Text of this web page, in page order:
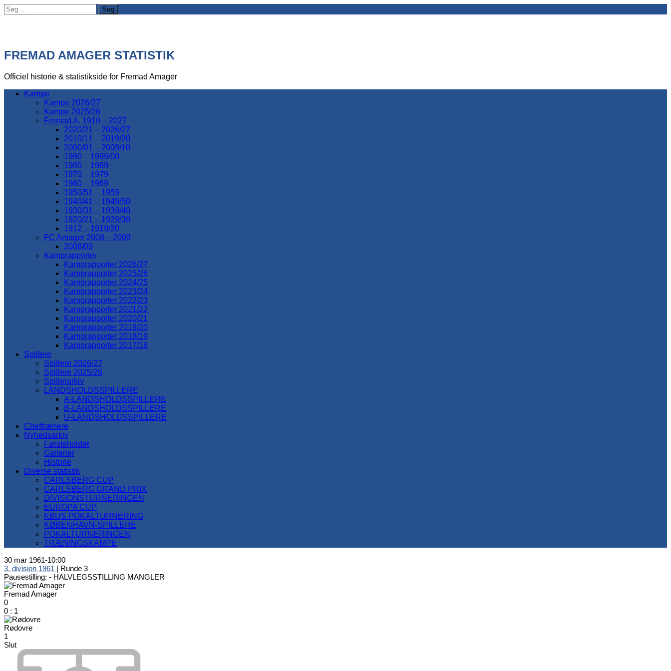
Søg
efter:
FREMAD AMAGER STATISTIK
Officiel historie & statistikside for Fremad Amager
Kampe
Kampe 2026/27
Kampe 2025/26
Fremad A. 1910 – 2027
2020/21 – 2026/27
2010/11 – 2019/20
2000/01 – 2009/10
1990 – 1999/00
1980 – 1989
1970 – 1979
1960 – 1969
1950/51 – 1959
1940/41 – 1949/50
1930/31 – 1939/40
1920/21 – 1929/30
1912 – 1919/20
FC Amager 2008 – 2009
2008/09
Kamprapporter
Kamprapporter 2026/27
Kamprapporter 2025/26
Kamprapporter 2024/25
Kamprapporter 2023/24
Kamprapporter 2022/23
Kamprapporter 2021/22
Kamprapporter 2020/21
Kamprapporter 2019/20
Kamprapporter 2018/19
Kamprapporter 2017/18
Spillere
Spillere 2026/27
Spillere 2025/26
Spillerarkiv
LANDSHOLDSSPILLERE
A-LANDSHOLDSSPILLERE
B-LANDSHOLDSSPILLERE
U-LANDSHOLDSSPILLERE
Cheftrænere
Nyhedsarkiv
Førsteholdet
Gallerier
Historie
Diverse statistik
CARLSBERG CUP
CARLSBERG GRAND PRIX
DIVISIONSTURNERINGEN
EUROPA CUP
KBUS POKALTURNERING
KØBENHAVN-SPILLERE
POKALTURNERINGEN
TRÆNINGSKAMPE
30 mar 1961-10:00
3. division 1961 | Runde 3
Pausestilling: - HALVLEGSSTILLING MANGLER
Fremad Amager
0
0 : 1
Rødovre
1
Slut